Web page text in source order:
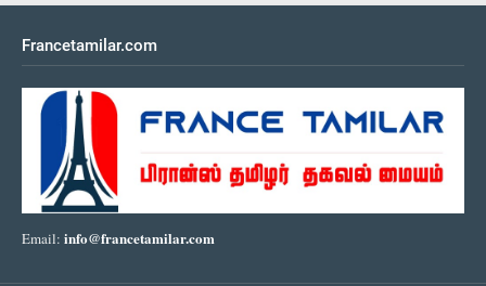
Francetamilar.com
Email: info@francetamilar.com